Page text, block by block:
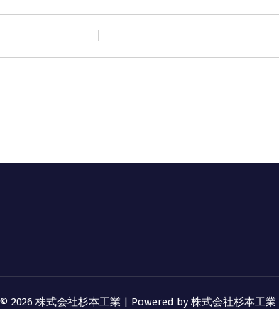
2026 株式会社杉本工業 | Powered by 株式会社杉本工業